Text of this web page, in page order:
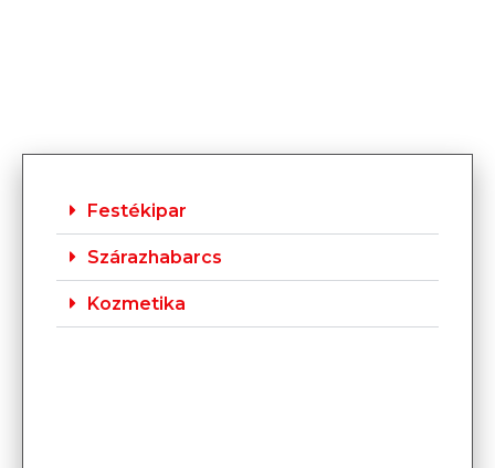
Festékipar
Szárazhabarcs
Kozmetika